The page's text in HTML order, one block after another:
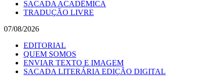
SACADA ACADÊMICA
TRADUÇÃO LIVRE
07/08/2026
EDITORIAL
QUEM SOMOS
ENVIAR TEXTO E IMAGEM
SACADA LITERÁRIA EDIÇÃO DIGITAL